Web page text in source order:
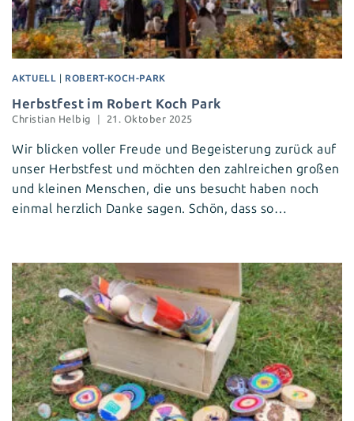
AKTUELL ROBERT-KOCH-PARK
Herbstfest im Robert Koch Park
Christian Helbig 21. Oktober 2025
Wir blicken voller Freude und Begeisterung zurück auf
unser Herbstfest und möchten den zahlreichen großen
und kleinen Menschen, die uns besucht haben noch
einmal herzlich Danke sagen. Schön, dass so…